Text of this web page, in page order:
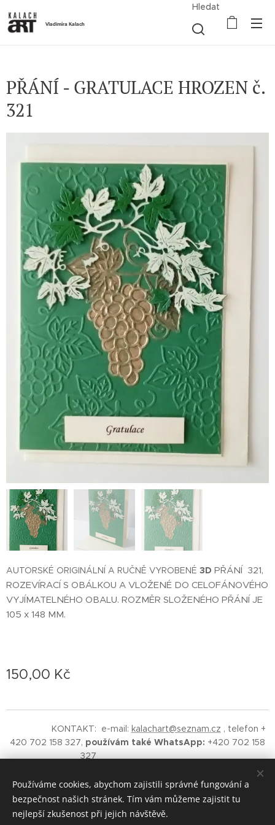
Vladimíra Kalach
Hledat
PŘÁNÍ - GRATULACE HROZEN č.
321
AUTORSKÉ ORIGINÁLNÍ A RUČNĚ VYROBENÉ 3D PŘÁNÍ 321,
ROZEVÍRACÍ S OBÁLKOU A VLOŽENÉ DO CELOFÁNOVÉHO
VYJÍMATELNÉHO OBALU. ROZMĚR SLOŽENÉHO PŘÁNÍ JE
105 x 148 MM.
150,00 Kč
KONTAKT: e-mail: kalachart@seznam.cz , telefon +
420 702 158 327, používám také WhatsApp: +420 702 158
327
AUTORSKÁ ORIGINÁLNÍ TVORBA.Upozornění - na obsah
těchto stránek se vztahuje ochrana autorských práv.
RESPEKTUJTE.
Používáme cookies, abychom zajistili správné fungování a
bezpečnost našich stránek. Tím vám můžeme zajistit tu
nejlepší zkušenost při jejich návštěvě.